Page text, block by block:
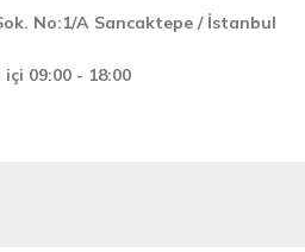
No:1/A Sancaktepe / İstanbul
09:00 - 18:00